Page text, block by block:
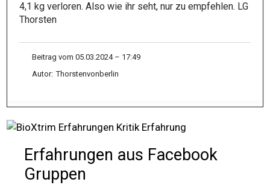
4,1 kg verloren. Also wie ihr seht, nur zu empfehlen. LG
Thorsten
Beitrag vom 05.03.2024 – 17:49
Autor: Thorstenvonberlin
Erfahrungen aus Facebook
Gruppen